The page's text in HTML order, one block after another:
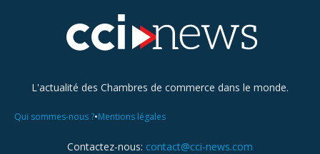
L'actualité des Chambres de commerce dans le monde.
Qui sommes-nous ?•Mentions légales
Contactez-nous: contact@cci-news.com